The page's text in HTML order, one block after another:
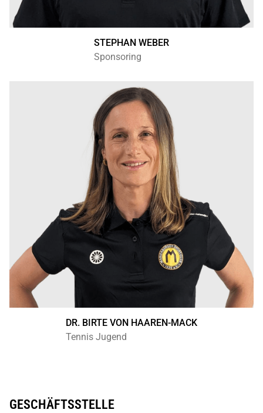
STEPHAN WEBER
Sponsoring
DR. BIRTE VON HAAREN-MACK
Tennis Jugend
GESCHÄFTSSTELLE